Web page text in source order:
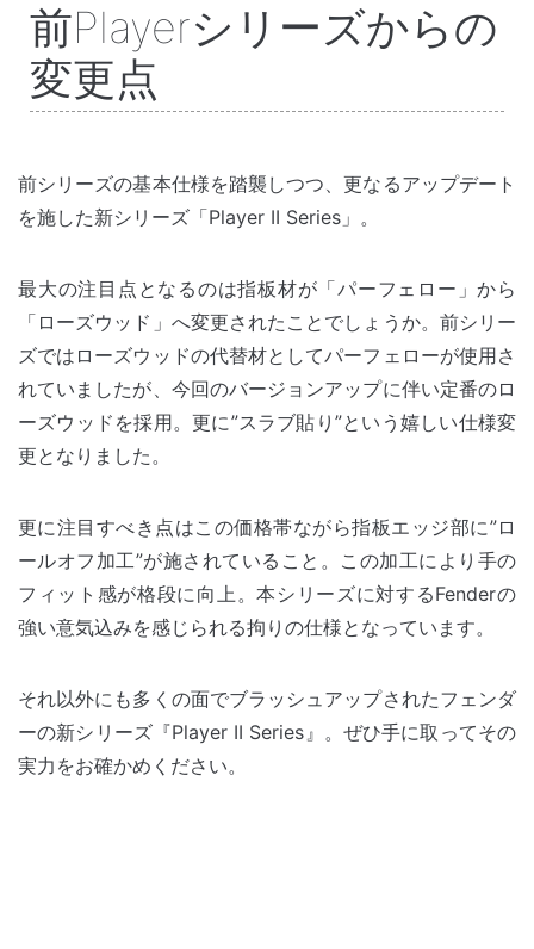
前Playerシリーズからの
変更点
前シリーズの基本仕様を踏襲しつつ、更なるアップデート
を施した新シリーズ「Player II Series」。
最大の注目点となるのは指板材が「パーフェロー」から
「ローズウッド」へ変更されたことでしょうか。前シリー
ズではローズウッドの代替材としてパーフェローが使用さ
れていましたが、今回のバージョンアップに伴い定番のロ
ーズウッドを採用。更に”スラブ貼り”という嬉しい仕様変
更となりました。
更に注目すべき点はこの価格帯ながら指板エッジ部に”ロ
ールオフ加工”が施されていること。この加工により手の
フィット感が格段に向上。本シリーズに対するFenderの
強い意気込みを感じられる拘りの仕様となっています。
それ以外にも多くの面でブラッシュアップされたフェンダ
ーの新シリーズ『Player II Series』。ぜひ手に取ってその
実力をお確かめください。